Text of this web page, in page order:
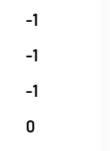
-1
-1
-1
0